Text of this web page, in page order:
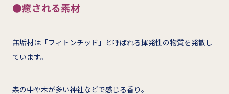
●癒される素材
無垢材は「フィトンチッド」と呼ばれる揮発性の物質を発散し
ています。
森の中や木が多い神社などで感じる香り。